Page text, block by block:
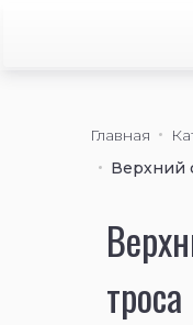
Главная
Верхний